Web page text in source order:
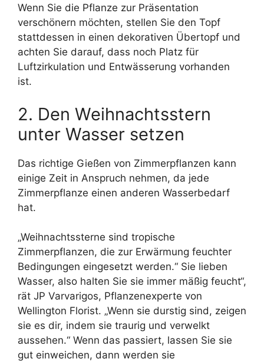
Wenn Sie die Pflanze zur Präsentation
verschönern möchten, stellen Sie den Topf
stattdessen in einen dekorativen Übertopf und
achten Sie darauf, dass noch Platz für
Luftzirkulation und Entwässerung vorhanden
ist.
2. Den Weihnachtsstern
unter Wasser setzen
Das richtige Gießen von Zimmerpflanzen kann
einige Zeit in Anspruch nehmen, da jede
Zimmerpflanze einen anderen Wasserbedarf
hat.
„Weihnachtssterne sind tropische
Zimmerpflanzen, die zur Erwärmung feuchter
Bedingungen eingesetzt werden.“ Sie lieben
Wasser, also halten Sie sie immer mäßig feucht“,
rät JP Varvarigos, Pflanzenexperte von
Wellington Florist. „Wenn sie durstig sind, zeigen
sie es dir, indem sie traurig und verwelkt
aussehen.“ Wenn das passiert, lassen Sie sie
gut einweichen, dann werden sie